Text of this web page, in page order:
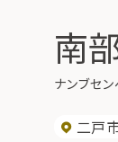
南
ナンブセン
二戸